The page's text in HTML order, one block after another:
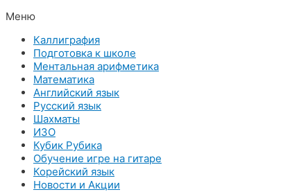
Меню
Каллиграфия
Подготовка к школе
Ментальная арифметика
Математика
Английский язык
Русский язык
Шахматы
ИЗО
Кубик Рубика
Обучение игре на гитаре
Корейский язык
Новости и Акции